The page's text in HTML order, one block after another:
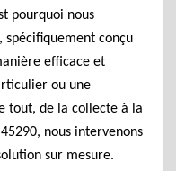
pourquoi nous
spécifiquement conçu
efficace et
ou une
tout, de la collecte à la
nous intervenons
sur mesure.